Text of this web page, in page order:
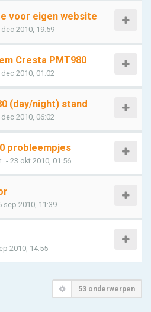
voor eigen website
dec 2010, 19:59
Cresta PMT980
dec 2010, 01:02
(day/night) stand
dec 2010, 06:02
probleempjes
- 23 okt 2010, 01:56
sep 2010, 11:39
2010, 14:55
53 onderwerpen